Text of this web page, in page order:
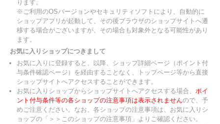
ります。
※ご利用のOSバージョンやセキュリティソフトにより、自動的に
ショップアプリが起動して、その後ブラウザのショップサイトへ遷
移する場合がございますが、その場合も対象外となる可能性があり
ます。
お気に入りショップにつきまして
お気に入りに登録すると、以降、ショップ詳細ページ（ポイント付
与条件確認ページ）を経由することなく、トップページ等から直接
ショップサイトへアクセスすることができます。
お気に入りショップからショップサイトへアクセスする場合、 ポイ
ント付与条件等の各ショップの注意事項は表示されませんので、予
めご注意ください。なお、各ショップの注意事項は、お気に入りシ
ョップの「＞＞このショップの注意事項」よりご確認ください。